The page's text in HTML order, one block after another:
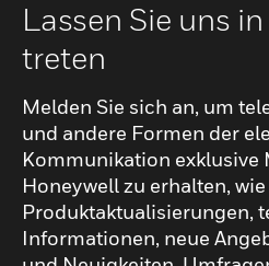
Lassen Sie uns
treten
Melden Sie sich an, um
und andere Formen der
Kommunikation exklusive
Honeywell zu erhalten, wie
Produktaktualisierungen,
Informationen, neue